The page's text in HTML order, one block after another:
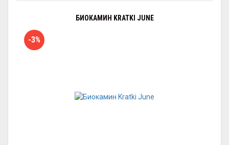
БИОКАМИН KRATKI JUNE
-3%